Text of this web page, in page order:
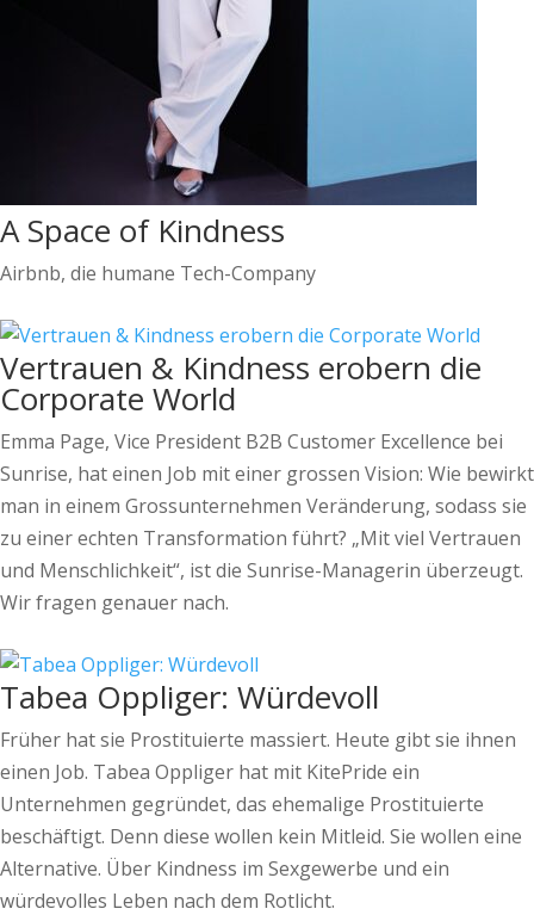
A Space of Kindness
Airbnb, die humane Tech-Company
Vertrauen & Kindness erobern die
Corporate World
Emma Page, Vice President B2B Customer Excellence bei
Sunrise, hat einen Job mit einer grossen Vision: Wie bewirkt
man in einem Grossunternehmen Veränderung, sodass sie
zu einer echten Transformation führt? „Mit viel Vertrauen
und Menschlichkeit“, ist die Sunrise-Managerin überzeugt.
Wir fragen genauer nach.
Tabea Oppliger: Würdevoll
Früher hat sie Prostituierte massiert. Heute gibt sie ihnen
einen Job. Tabea Oppliger hat mit KitePride ein
Unternehmen gegründet, das ehemalige Prostituierte
beschäftigt. Denn diese wollen kein Mitleid. Sie wollen eine
Alternative. Über Kindness im Sexgewerbe und ein
würdevolles Leben nach dem Rotlicht.